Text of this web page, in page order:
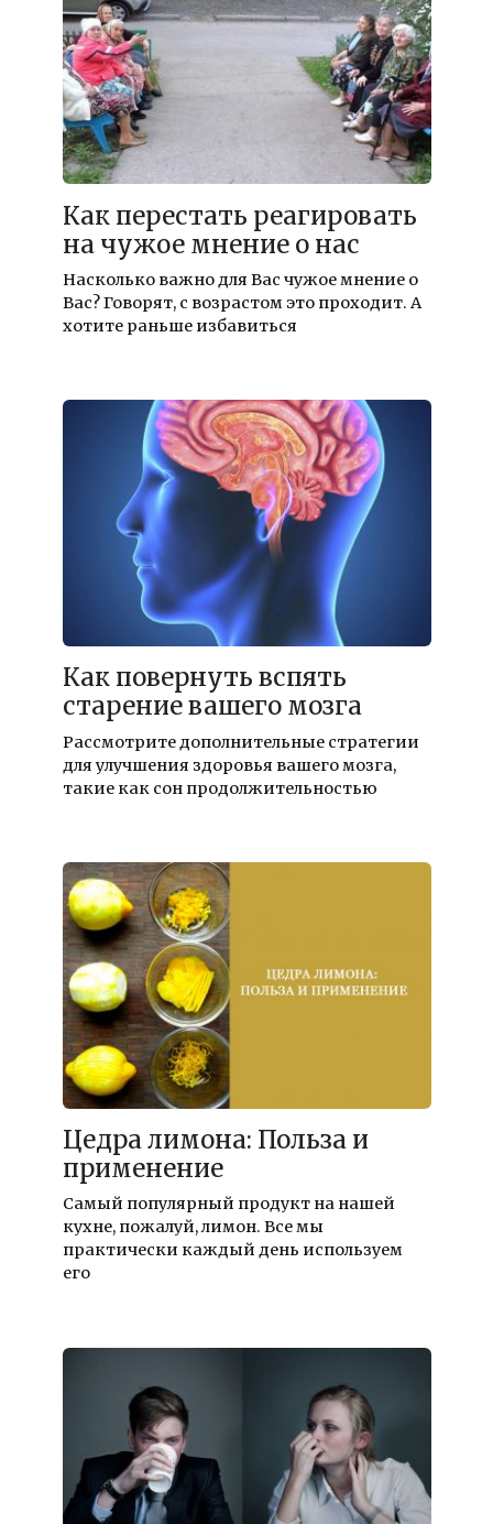
Как перестать реагировать
на чужое мнение о нас
Насколько важно для Вас чужое мнение о
Вас? Говорят, с возрастом это проходит. А
хотите раньше избавиться
Как повернуть вспять
старение вашего мозга
Рассмотрите дополнительные стратегии
для улучшения здоровья вашего мозга,
такие как сон продолжительностью
Цедра лимона: Польза и
применение
Самый популярный продукт на нашей
кухне, пожалуй, лимон. Все мы
практически каждый день используем
его